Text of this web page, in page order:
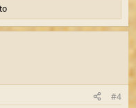
#4